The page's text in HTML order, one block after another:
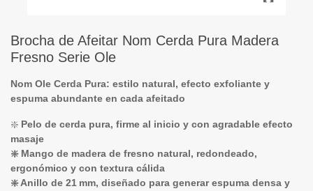
Brocha de Afeitar Nom Cerda Pura Madera
Fresno Serie Ole
Nom Ole Cerda Pura: estilo natural, efecto exfoliante y
espuma abundante en cada afeitado
❇️ Pelo de cerda pura, firme al inicio y con agradable efecto
masaje
❇️ Mango de madera de fresno natural, redondeado,
ergonómico y con textura cálida
❇️ Anillo de 21 mm, diseñado para generar espuma densa y